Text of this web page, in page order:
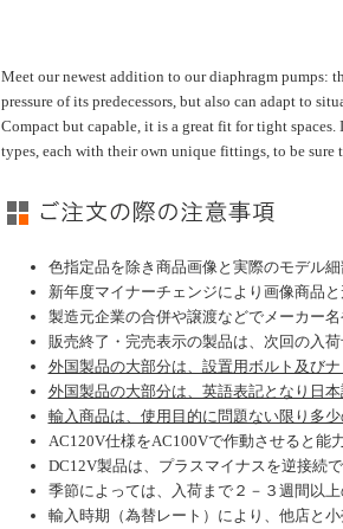
Meet our newest addition to our diaphragm pumps:
pressure of its predecessors, but also can adapt to
Compact but capable, it is a great fit for tight
types, each with their own unique fittings, to be
色指定品を除き商品画像と実際のモデル
新年度マイナーチェンジにより画像商品
製造元企業の合併や譲渡などでメーカー
販売終了・完売表示の製品は、次回の入
外国製品の大部分は、設置用ボルト及び
外国製品の大部分は、英語表記となり日
輸入商品は、使用目的に問題ない限り多
AC120V仕様をAC100Vで作動させると能
DC12V製品は、プラスマイナスを逆接続
季節によっては、入荷まで２－３週間以
輸入時期（為替レート）により、他店と